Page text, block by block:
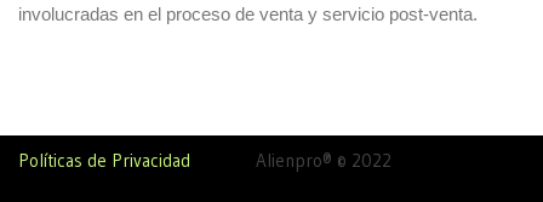
involucradas en el proceso de venta y servicio post-venta.
Políticas de Privacidad Alienpro® © 2022